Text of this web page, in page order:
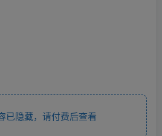
隐藏，请付费后查看